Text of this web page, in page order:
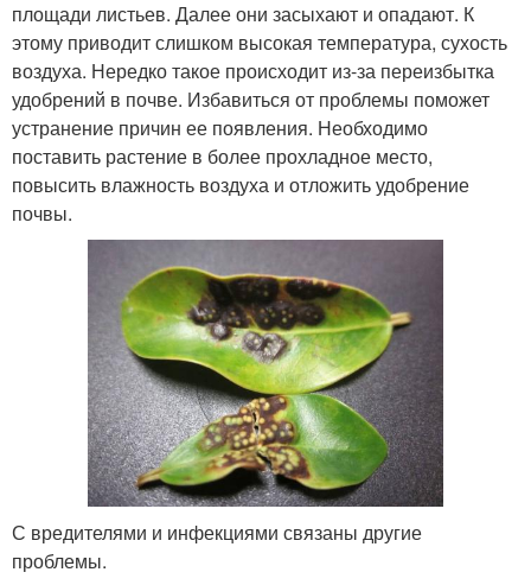
площади листьев. Далее они засыхают и опадают. К
этому приводит слишком высокая температура, сухость
воздуха. Нередко такое происходит из-за переизбытка
удобрений в почве. Избавиться от проблемы поможет
устранение причин ее появления. Необходимо
поставить растение в более прохладное место,
повысить влажность воздуха и отложить удобрение
почвы.
С вредителями и инфекциями связаны другие
проблемы.